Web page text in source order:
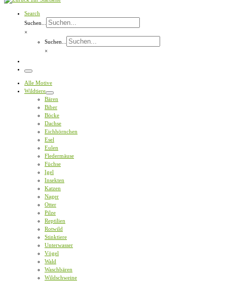
Search
Suchen...
×
Suchen...
×
Menü
Alle Motive
Wildtiere
Bären
Biber
Böcke
Dachse
Eichhörnchen
Esel
Eulen
Fledermäuse
Füchse
Igel
Insekten
Katzen
Nager
Otter
Pilze
Reptilien
Rotwild
Stinktiere
Unterwasser
Vögel
Wald
Waschbären
Wildschweine